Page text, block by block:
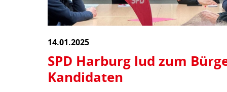
14.01.2025
SPD Harburg lud zum
Kandidaten